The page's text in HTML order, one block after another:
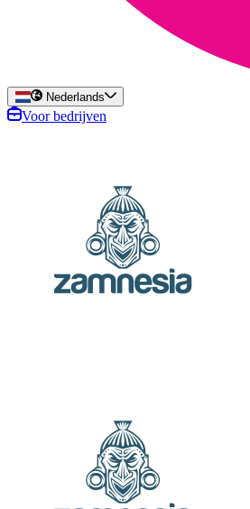
Nederlands
Voor bedrijven